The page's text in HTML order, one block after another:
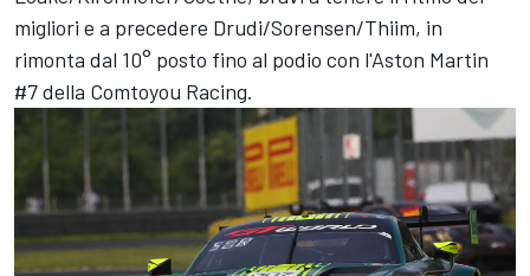
migliori e a precedere Drudi/Sorensen/Thiim, in
rimonta dal 10° posto fino al podio con l'Aston Martin
#7 della Comtoyou Racing.